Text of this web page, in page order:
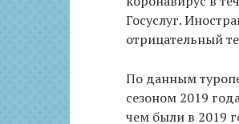
Госуслуг.
отрицательный
По данным
сезоном 2019
чем были в 2019